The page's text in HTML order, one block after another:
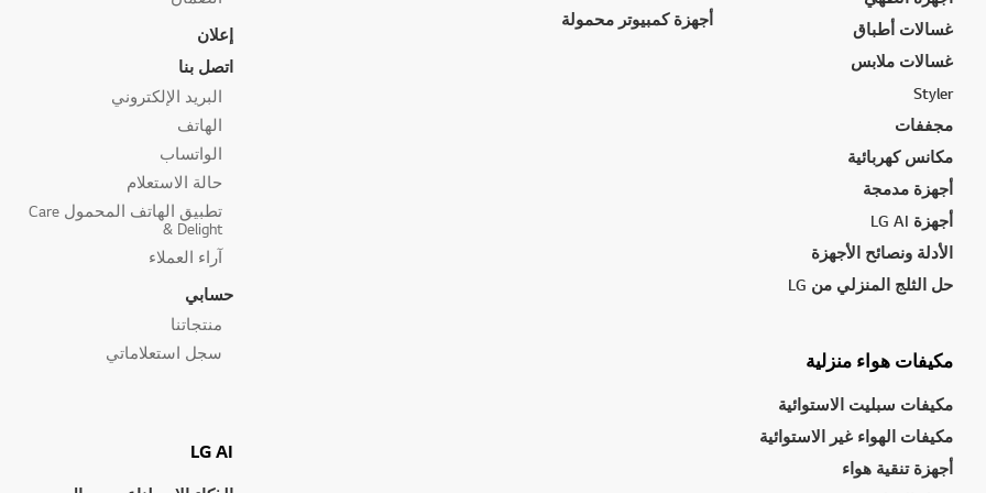
غسالات أطباق
غسالات ملابس
Styler
مجففات
مكانس كهربائية
أجهزة مدمجة
أجهزة LG AI
الأدلة ونصائح الأجهزة
حل الثلج المنزلي من LG
أجهزة كمبيوتر محمولة
مكيفات هواء منزلية
مكيفات سبليت الاستوائية
مكيفات الهواء غير الاستوائية
أجهزة تنقية هواء
إعلان
اتصل بنا
البريد الإلكتروني
الهاتف
الواتساب
حالة الاستعلام
تطبيق الهاتف المحمول Care
& Delight
آراء العملاء
حسابي
منتجاتنا
سجل استعلاماتي
LG AI